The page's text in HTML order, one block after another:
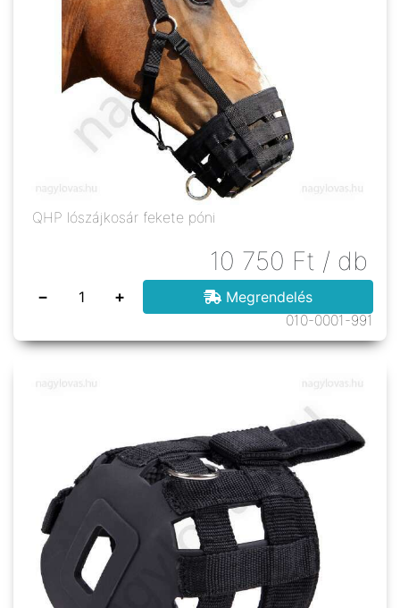
QHP lószájkosár fekete póni
10 750 Ft / db
− +
Megrendelés
010-0001-991